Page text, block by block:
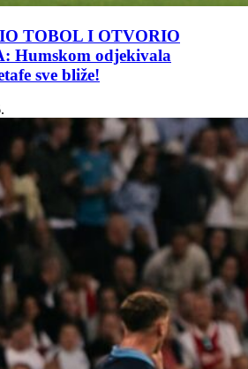
TOBOL I OTVORIO
Humskom odjekivala
sve bliže!